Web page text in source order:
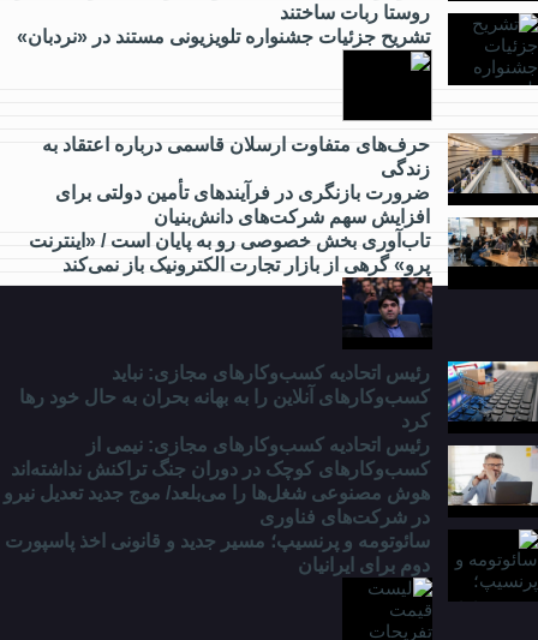
روستا ربات ساختند
تشریح جزئیات جشنواره‌ تلویزیونی مستند در «نردبان»
حرف‌های متفاوت ارسلان قاسمی درباره اعتقاد به
زندگی
ضرورت بازنگری در فرآیندهای تأمین دولتی برای
افزایش سهم شرکت‌های دانش‌بنیان
تاب‌آوری بخش خصوصی رو به پایان است / «اینترنت
پرو» گرهی از بازار تجارت الکترونیک باز نمی‌کند
رئیس اتحادیه کسب‌وکارهای مجازی: نباید
کسب‌وکارهای آنلاین را به بهانه بحران به حال خود رها
کرد
رئیس اتحادیه کسب‌وکارهای مجازی: نیمی از
کسب‌وکارهای کوچک در دوران جنگ‌ تراکنش نداشته‌اند
هوش مصنوعی شغل‌ها را می‌بلعد/ موج جدید تعدیل نیرو
در شرکت‌های فناوری
از
سائوتومه و پرنسیپ؛ مسیر جدید و قانونی اخذ پاسپورت
دوم برای ایرانیان
از
مدارس
دانشگاه
چه
خبر؟